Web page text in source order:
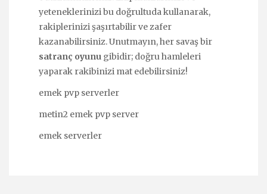
yeteneklerinizi bu doğrultuda kullanarak,
rakiplerinizi şaşırtabilir ve zafer
kazanabilirsiniz. Unutmayın, her savaş bir
satranç oyunu gibidir; doğru hamleleri
yaparak rakibinizi mat edebilirsiniz!
emek pvp serverler
metin2 emek pvp server
emek serverler